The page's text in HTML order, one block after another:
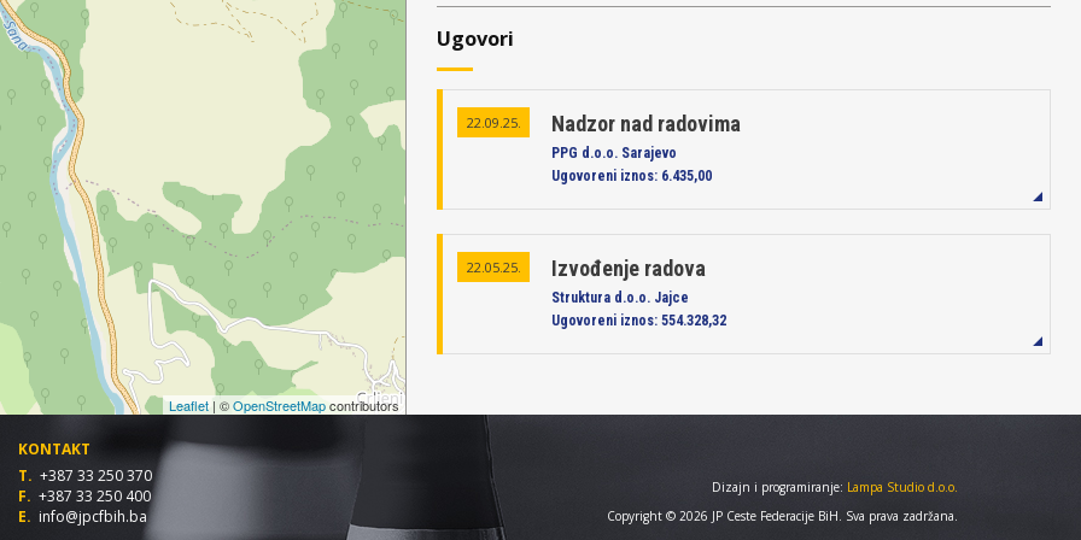
Leaflet | ©OpenStreetMapcontributors
Ugovori
22.09.25. Nadzor nad radovima
PPG d.o.o. Sarajevo
Ugovoreni iznos: 6.435,00
22.05.25. Izvođenje radova
Struktura d.o.o. Jajce
Ugovoreni iznos: 554.328,32
KONTAKT
T. +387 33 250 370
F. +387 33 250 400
E. info@jpcfbih.ba
Dizajn i programiranje: Lampa Studio d.o.o.
Copyright © 2026 JP Ceste Federacije BiH. Sva prava zadržana.